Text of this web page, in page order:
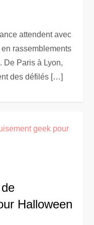
attendent avec
rassemblements
De Paris à Lyon,
des défilés […]
Halloween